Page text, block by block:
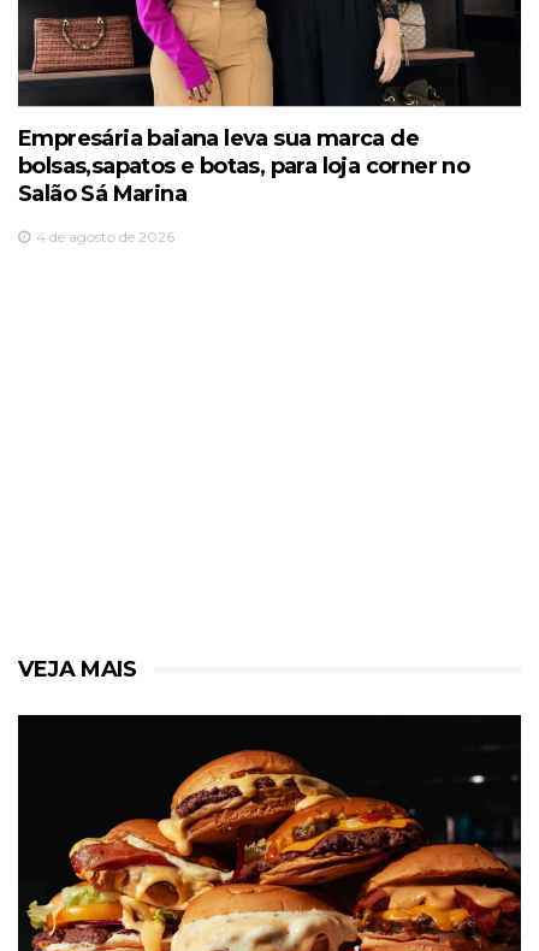
Empresária baiana leva sua marca de
bolsas,sapatos e botas, para loja corner no
Salão Sá Marina
4 de agosto de 2026
VEJA MAIS